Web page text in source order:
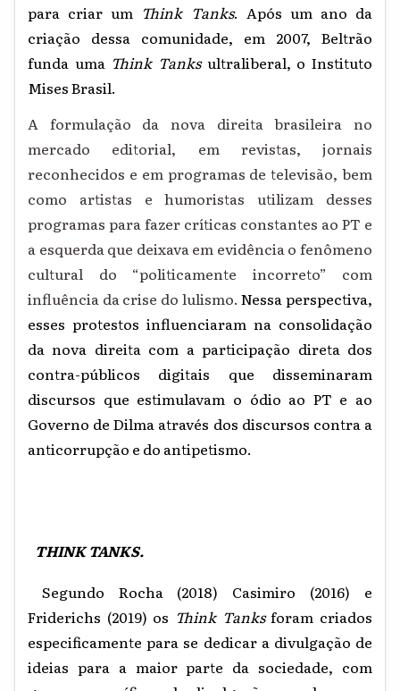
para criar um Think Tanks. Após um ano da
criação dessa comunidade, em 2007, Beltrão
funda uma Think Tanksultraliberal, o Instituto
Mises Brasil.
A formulação da nova direita brasileira no
mercado editorial, em revistas, jornais
reconhecidos e em programas de televisão, bem
como artistas e humoristas utilizam desses
programas para fazer críticas constantes ao PT e
a esquerda que deixava em evidência o fenômeno
cultural do “politicamente incorreto” com
influência da crise do lulismo.Nessa perspectiva,
esses protestos influenciaram na consolidação
da nova direita com a participação direta dos
contra-públicos digitais que disseminaram
discursos que estimulavam o ódio ao PT e ao
Governo de Dilma através dos discursos contra a
anticorrupção e do antipetismo.
THINK TANKS.
Segundo Rocha (2018) Casimiro (2016) e
Friderichs (2019) os Think Tanksforam criados
especificamente para se dedicar a divulgação de
ideias para a maior parte da sociedade, com